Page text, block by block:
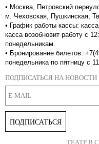
• Москва, Петровский
м. Чеховская, Пушкинская,
• График работы кассы:
касса возобновит работу с
понедельникам.
• Бронирование билетов:
понедельника по пятницу с
ПОДПИСАТЬСЯ НА НОВОСТИ
ПОДПИСАТЬСЯ
ТЕАТР В